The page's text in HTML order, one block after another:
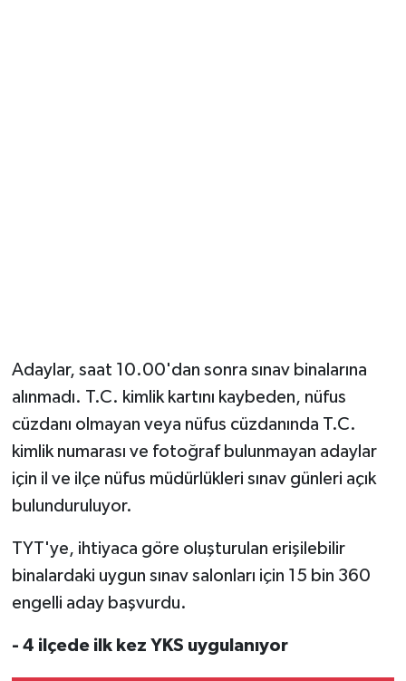
Adaylar, saat 10.00'dan sonra sınav binalarına
alınmadı. T.C. kimlik kartını kaybeden, nüfus
cüzdanı olmayan veya nüfus cüzdanında T.C.
kimlik numarası ve fotoğraf bulunmayan adaylar
için il ve ilçe nüfus müdürlükleri sınav günleri açık
bulunduruluyor.
TYT'ye, ihtiyaca göre oluşturulan erişilebilir
binalardaki uygun sınav salonları için 15 bin 360
engelli aday başvurdu.
- 4 ilçede ilk kez YKS uygulanıyor